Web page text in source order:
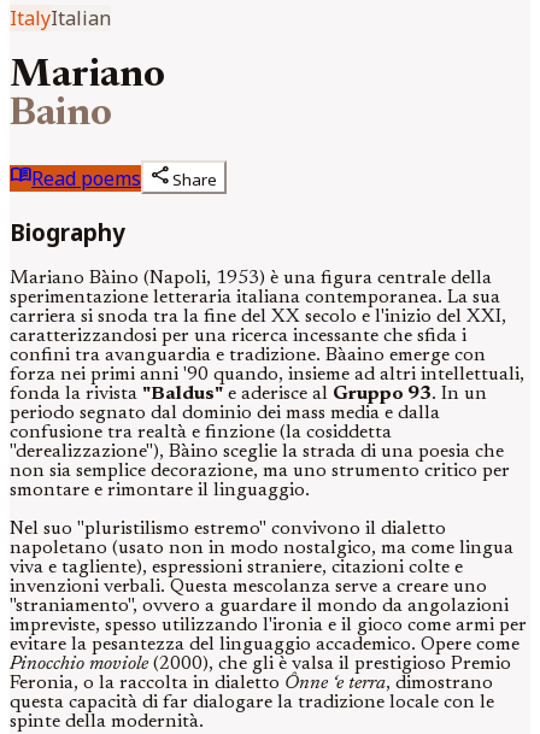
ItalyItalian
Mariano
Baino
menu_bookRead poems shareShare
Biography
Mariano Bàino (Napoli, 1953) è una figura centrale della
sperimentazione letteraria italiana contemporanea. La sua
carriera si snoda tra la fine del XX secolo e l'inizio del XXI,
caratterizzandosi per una ricerca incessante che sfida i
confini tra avanguardia e tradizione. Bàaino emerge con
forza nei primi anni '90 quando, insieme ad altri intellettuali,
fonda la rivista "Baldus" e aderisce al Gruppo 93. In un
periodo segnato dal dominio dei mass media e dalla
confusione tra realtà e finzione (la cosiddetta
"derealizzazione"), Bàino sceglie la strada di una poesia che
non sia semplice decorazione, ma uno strumento critico per
smontare e rimontare il linguaggio.
Nel suo "pluristilismo estremo" convivono il dialetto
napoletano (usato non in modo nostalgico, ma come lingua
viva e tagliente), espressioni straniere, citazioni colte e
invenzioni verbali. Questa mescolanza serve a creare uno
"straniamento", ovvero a guardare il mondo da angolazioni
impreviste, spesso utilizzando l'ironia e il gioco come armi per
evitare la pesantezza del linguaggio accademico. Opere come
Pinocchio moviole(2000), che gli è valsa il prestigioso Premio
Feronia, o la raccolta in dialetto Ônne ‘e terra, dimostrano
questa capacità di far dialogare la tradizione locale con le
spinte della modernità.